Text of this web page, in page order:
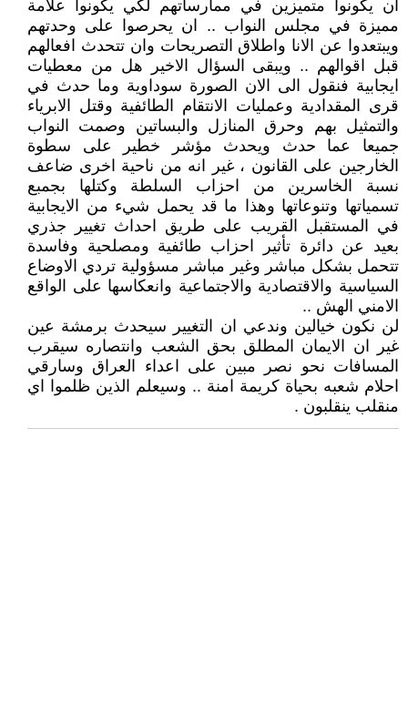
ان يكونوا متميزين في ممارساتهم لكي يكونوا علامة
مميزة في مجلس النواب .. ان يحرصوا على وحدتهم
ويبتعدوا عن الانا واطلاق التصريحات وان تتحدث افعالهم
قبل اقوالهم .. ويبقى السؤال الاخير هل من معطيات
ايجابية فنقول الى الان الصورة سوداوية وما حدث في
قرى المقدادية وعمليات الانتقام الطائفية وقتل الابرياء
والتمثيل بهم وحرق المنازل والبساتين وصمت النواب
جميعا عما حدث ويحدث مؤشر خطير على سطوة
الخارجين على القانون ، غير انه من ناحية اخرى ضاعف
نسبة الخاسرين من احزاب السلطة وكتلها بجمبع
تسمياتها وتنوعاتها وهذا ما قد يحمل شيء من الايجابية
في المستقبل القريب على طريق احداث تغيير جذري
بعيد عن دائرة تأثير احزاب طائفية ومصلحية وفاسدة
تتحمل بشكل مباشر وغير مباشر مسؤولية تردي الاوضاع
السياسية والاقتصادية والاجتماعية وانعكاسها على الواقع
الامني الهش ..
لن نكون خيالين وندعي ان التغيير سيحدث برمشة عين
غير ان الايمان المطلق بحق الشعب وانتصاره سيقرب
المسافات نحو نصر مبين على اعداء العراق وسارقي
احلام شعبه بحياة كريمة امنة .. وسيعلم الذين ظلموا اي
منقلب ينقلبون .